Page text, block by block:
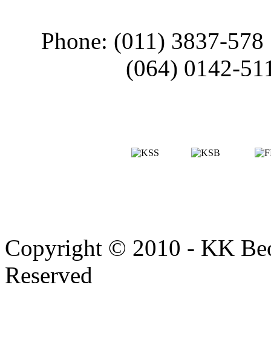
Phone: (011) 3837-578
(064) 0142-
Copyright © 2010 - KK
Reserved